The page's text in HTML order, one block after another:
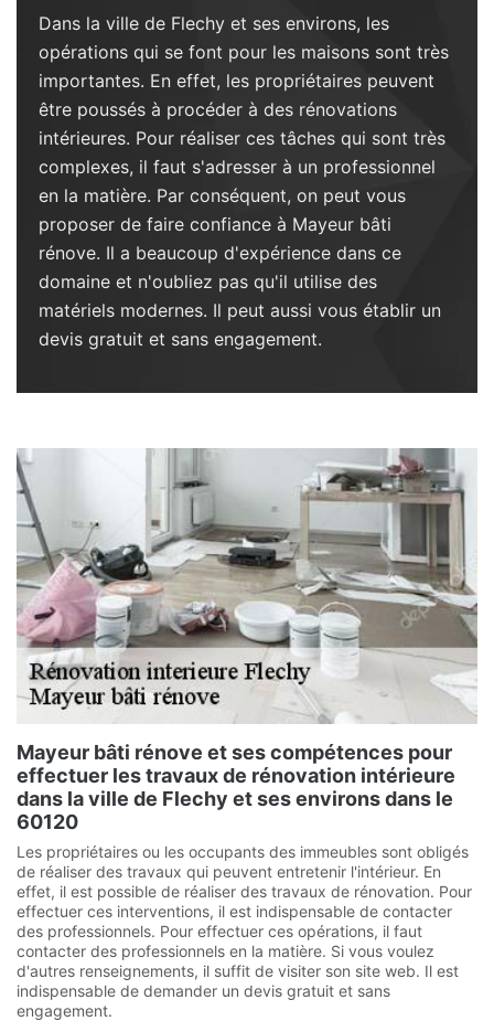
Dans la ville de Flechy et ses environs, les
opérations qui se font pour les maisons sont très
importantes. En effet, les propriétaires peuvent
être poussés à procéder à des rénovations
intérieures. Pour réaliser ces tâches qui sont très
complexes, il faut s'adresser à un professionnel
en la matière. Par conséquent, on peut vous
proposer de faire confiance à Mayeur bâti
rénove. Il a beaucoup d'expérience dans ce
domaine et n'oubliez pas qu'il utilise des
matériels modernes. Il peut aussi vous établir un
devis gratuit et sans engagement.
Mayeur bâti rénove et ses compétences pour
effectuer les travaux de rénovation intérieure
dans la ville de Flechy et ses environs dans le
60120
Les propriétaires ou les occupants des immeubles sont obligés
de réaliser des travaux qui peuvent entretenir l'intérieur. En
effet, il est possible de réaliser des travaux de rénovation. Pour
effectuer ces interventions, il est indispensable de contacter
des professionnels. Pour effectuer ces opérations, il faut
contacter des professionnels en la matière. Si vous voulez
d'autres renseignements, il suffit de visiter son site web. Il est
indispensable de demander un devis gratuit et sans
engagement.